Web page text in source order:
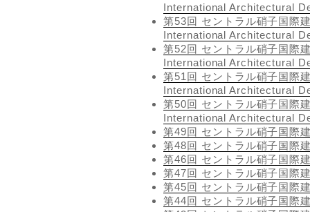
International Architectural
第53回 セントラル硝子国際
International Architectural
第52回 セントラル硝子国際
International Architectural
第51回 セントラル硝子国際
International Architectural
第50回 セントラル硝子国際
International Architectural
第49回 セントラル硝子国際
第48回 セントラル硝子国際
第46回 セントラル硝子国際
第47回 セントラル硝子国際
第45回 セントラル硝子国際
第44回 セントラル硝子国際